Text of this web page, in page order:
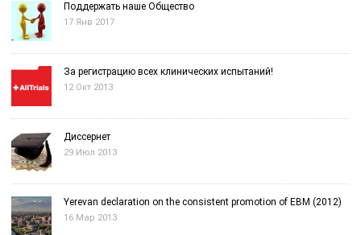
Поддержать наше Общество
17 Янв 2017
За регистрацию всех клинических испытаний!
12 Окт 2013
Диссернет
29 Июл 2013
Yerevan declaration on the consistent promotion of EBM (2012)
16 Мар 2013